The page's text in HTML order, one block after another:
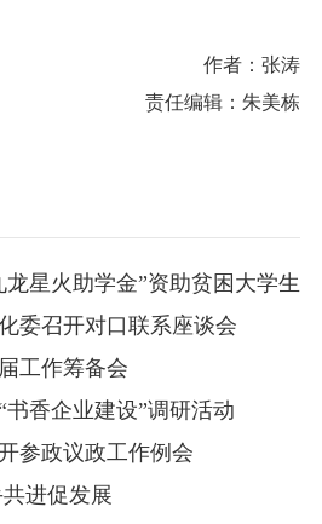
作者：张涛
责任编辑：朱美栋
星火助学金”资助贫困大学生
委召开对口联系座谈会
工作筹备会
香企业建设”调研活动
参政议政工作例会
进促发展